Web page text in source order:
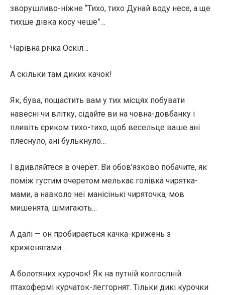
зворушливо-ніжне “Тихо, тихо Дунай воду несе, а ще
тихше дівка косу чеше”…
Чарівна річка Оскіл…
А скільки там диких качок!
Як, бува, пощастить вам у тих місцях побувати
навесні чи влітку, сідайте ви на човна-довбанку і
пливіть єриком тихо-тихо, щоб весельце ваше ані
плеснуло, ані булькнуло…
І вдивляйтеся в очерет. Ви обов’язково побачите, як
поміж густим очеретом мелькає голівка чирятка-
мами, а навколо неї манісінькі чиряточка, мов
мишенята, шмигають…
А далі — он пробирається качка-крижень з
криженятами…
А болотяних курочок! Як на путній колгоспній
птахофермі курчаток-леггорнят. Тільки дикі курочки